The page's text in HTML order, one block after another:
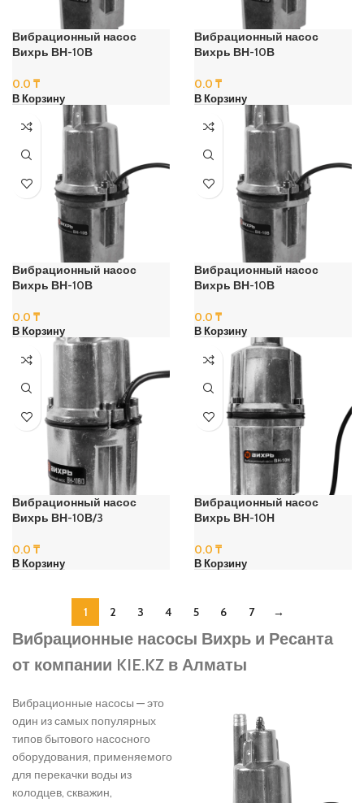
Вибрационный насос
Вихрь ВН-10В
0.0 ₸
В Корзину
Вибрационный насос
Вихрь ВН-10В
0.0 ₸
В Корзину
Вибрационный насос
Вихрь ВН-10В
0.0 ₸
В Корзину
Вибрационный насос
Вихрь ВН-10В
0.0 ₸
В Корзину
Вибрационный насос
Вихрь ВН-10В/3
0.0 ₸
В Корзину
Вибрационный насос
Вихрь ВН-10Н
0.0 ₸
В Корзину
1 2 3 4 5 6 7 →
Вибрационные насосы Вихрь и Ресанта
от компании KIE.KZ в Алматы
Вибрационные насосы — это
один из самых популярных
типов бытового насосного
оборудования, применяемого
для перекачки воды из
колодцев, скважин,